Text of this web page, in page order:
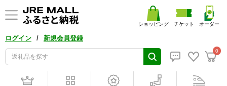
ログイン / 新規会員登録
0
ショッピング チケット オーダー